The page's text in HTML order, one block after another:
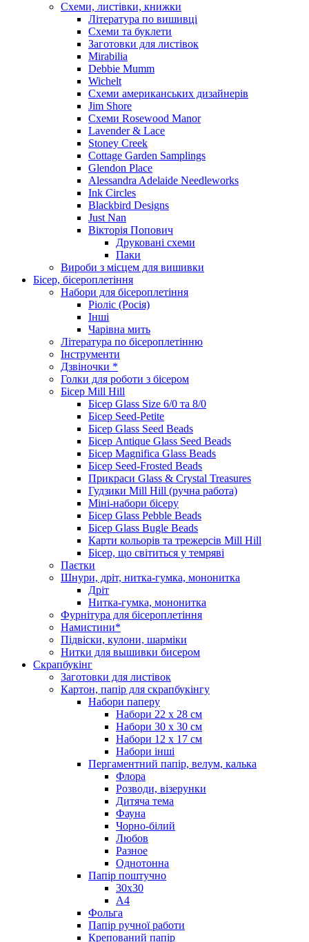
Схеми, листівки, книжки
Література по вишивці
Схеми та буклети
Заготовки для листівок
Mirabilia
Debbie Mumm
Wichelt
Схеми американських дизайнерів
Jim Shore
Cхеми Rosewood Manor
Lavender & Lace
Stoney Creek
Cottage Garden Samplings
Glendon Place
Alessandra Adelaide Needleworks
Ink Circles
Blackbird Designs
Just Nan
Вікторія Попович
Друковані схеми
Паки
Вироби з місцем для вишивки
Бісер, бісероплетіння
Набори для бісероплетіння
Ріоліс (Росія)
Інші
Чарівна мить
Література по бісероплетінню
Інструменти
Дзвіночки *
Голки для роботи з бісером
Бісер Mill Hill
Бісер Glass Size 6/0 та 8/0
Бісер Seed-Petite
Бісер Glass Seed Beads
Бісер Antique Glass Seed Beads
Бісер Magnifica Glass Beads
Бісер Seed-Frosted Beads
Прикраси Glass & Crystal Treasures
Гудзики Mill Hill (ручна работа)
Міні-набори бісеру
Бісер Glass Pebble Beads
Бісер Glass Bugle Beads
Карти кольорів та трежерсів Mill Hill
Бісер, що світиться у темряві
Паєтки
Шнури, дріт, нитка-гумка, мононитка
Дріт
Нитка-гумка, мононитка
Фурнітура для бісероплетіння
Намистини*
Підвіски, кулони, шарміки
Нитки для вышивки бисером
Скрапбукінг
Заготовки для листівок
Картон, папір для скрапбукінгу
Набори паперу
Набори 22 х 28 см
Набори 30 х 30 см
Набори 12 х 17 см
Набори інші
Пергаментний папір, велум, калька
Флора
Розводи, візерунки
Дитяча тема
Фауна
Чорно-білий
Любов
Разное
Однотонна
Папір поштучно
30х30
А4
Фольга
Папір ручної работи
Крепований папір